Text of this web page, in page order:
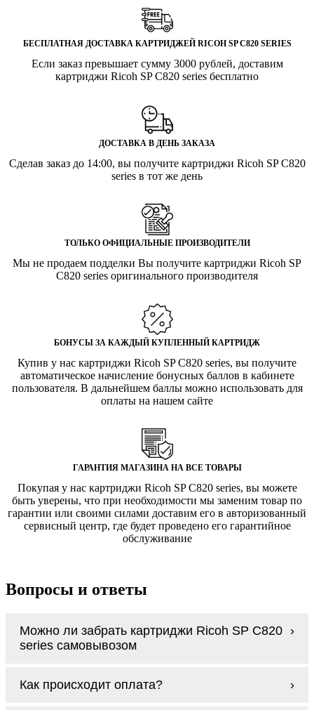
БЕСПЛАТНАЯ ДОСТАВКА КАРТРИДЖЕЙ RICOH SP C820 SERIES
Если заказ превышает сумму 3000 рублей, доставим
картриджи Ricoh SP C820 series бесплатно
ДОСТАВКА В ДЕНЬ ЗАКАЗА
Сделав заказ до 14:00, вы получите картриджи Ricoh SP C820
series в тот же день
ТОЛЬКО ОФИЦИАЛЬНЫЕ ПРОИЗВОДИТЕЛИ
Мы не продаем подделки Вы получите картриджи Ricoh SP
C820 series оригинального производителя
БОНУСЫ ЗА КАЖДЫЙ КУПЛЕННЫЙ КАРТРИДЖ
Купив у нас картриджи Ricoh SP C820 series, вы получите
автоматическое начисление бонусных баллов в кабинете
пользователя. В дальнейшем баллы можно использовать для
оплаты на нашем сайте
ГАРАНТИЯ МАГАЗИНА НА ВСЕ ТОВАРЫ
Покупая у нас картриджи Ricoh SP C820 series, вы можете
быть уверены, что при необходимости мы заменим товар по
гарантии или своими силами доставим его в авторизованный
сервисный центр, где будет проведено его гарантийное
обслуживание
Вопросы и ответы
Можно ли забрать картриджи Ricoh SP C820
series самовывозом
доставим заказ и сделаем это бесплатно
Как происходит оплата?